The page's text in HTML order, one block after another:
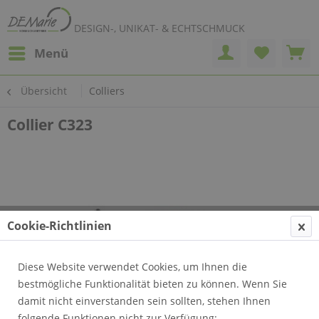
DESIGN-, UNIKAT- & ECHTSCHMUCK
Menü
Übersicht Colliers
Collier C323
Cookie-Richtlinien
Diese Website verwendet Cookies, um Ihnen die
bestmögliche Funktionalität bieten zu können. Wenn Sie
damit nicht einverstanden sein sollten, stehen Ihnen